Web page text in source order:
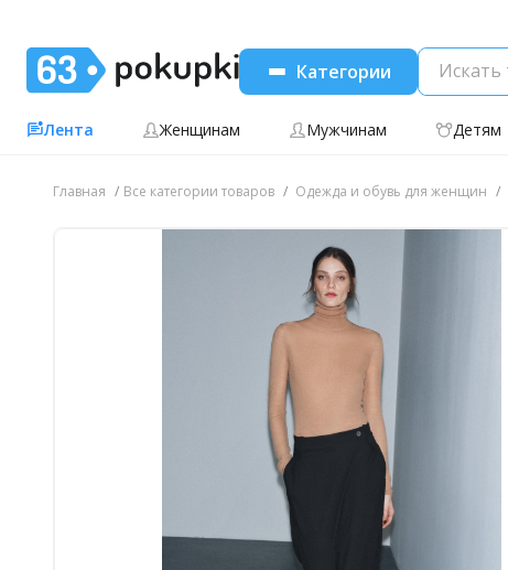
Категории
Лента Женщинам Мужчинам Детям
Главная Все категории товаров Одежда и обувь для женщин